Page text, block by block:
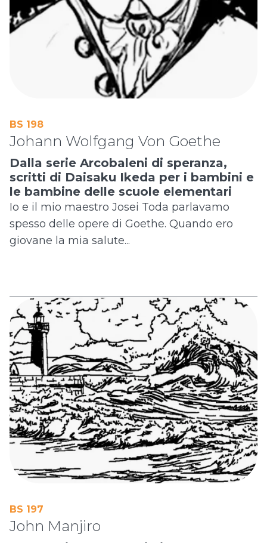
BS 198
Johann Wolfgang Von Goethe
Dalla serie Arcobaleni di speranza,
scritti di Daisaku Ikeda per i bambini e
le bambine delle scuole elementari
Io e il mio maestro Josei Toda parlavamo
spesso delle opere di Goethe. Quando ero
giovane la mia salute...
BS 197
John Manjiro